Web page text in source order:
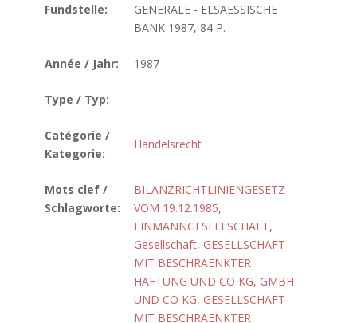
Fundstelle:
GENERALE - ELSAESSISCHE
BANK 1987, 84 P.
Année / Jahr: 1987
Type / Typ:
Catégorie /
Kategorie:
Handelsrecht
Mots clef /
Schlagworte:
BILANZRICHTLINIENGESETZ
VOM 19.12.1985,
EINMANNGESELLSCHAFT,
Gesellschaft, GESELLSCHAFT
MIT BESCHRAENKTER
HAFTUNG UND CO KG, GMBH
UND CO KG, GESELLSCHAFT
MIT BESCHRAENKTER